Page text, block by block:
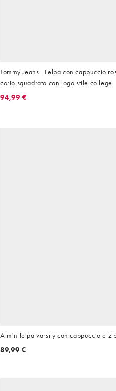
Tommy Jeans - Felpa con cappuccio
corto squadrato con logo stile college
94,99 €
Aim'n felpa varsity con cappuccio e
89,99 €